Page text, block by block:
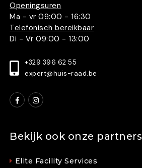
Openingsuren
Ma - vr 09:00 - 16:30
Telefonisch bereikbaar
Di - Vr 09:00 - 13:00
+329 396 62 55
expert@huis-raad.be
Bekijk ook onze partners
Elite Facility Services